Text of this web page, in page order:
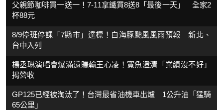
父親節咖啡買一送一！7-11拿鐵買8送8「最後一天」 全家2
杯88元
8/9停班停課「7縣市」達標！白海豚颱風風雨預報 新北、
台中入列
楊丞琳演唱會爆滿還賺輸王心凌！寬魚澄清「業績沒不好」
揭營收
GP125已經被淘汰了！台灣最省油機車出爐 1公升油「猛騎
65公里」